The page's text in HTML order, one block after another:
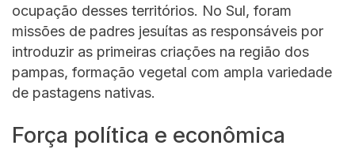
ocupação desses territórios. No Sul, foram
missões de padres jesuítas as responsáveis por
introduzir as primeiras criações na região dos
pampas, formação vegetal com ampla variedade
de pastagens nativas.
Força política e econômica